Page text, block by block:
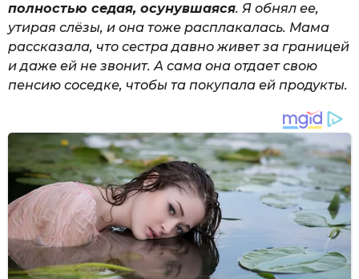
полностью седая, осунувшаяся. Я обнял ее,
утирая слёзы, и она тоже расплакалась. Мама
рассказала, что сестра давно живет за границей
и даже ей не звонит. А сама она отдает свою
пенсию соседке, чтобы та покупала ей продукты.